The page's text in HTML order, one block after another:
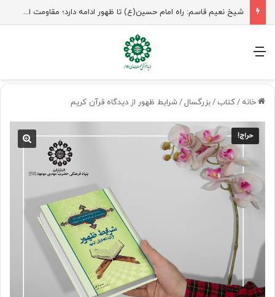
منو
خانه /کتاب /بزرگسال/شرایط ظهور از دیدگاه قرآن کریم
حراج!